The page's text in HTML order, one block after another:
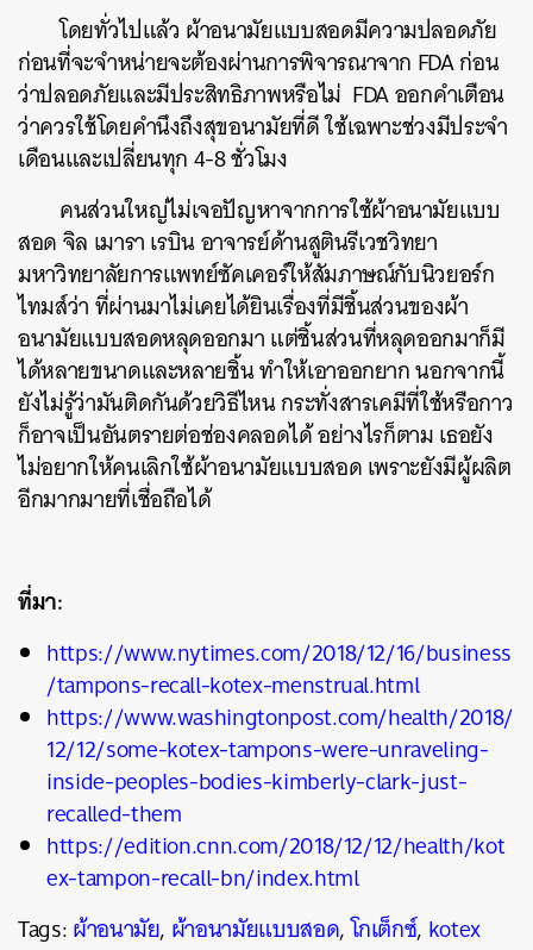
โดยทั่วไปแล้ว ผ้าอนามัยแบบสอดมีความปลอดภัย
ก่อนที่จะจำหน่ายจะต้องผ่านการพิจารณาจาก FDA ก่อน
ว่าปลอดภัยและมีประสิทธิภาพหรือไม่ FDA ออกคำเตือน
ว่าควรใช้โดยคำนึงถึงสุขอนามัยที่ดี ใช้เฉพาะช่วงมีประจำ
เดือนและเปลี่ยนทุก 4-8 ชั่วโมง
คนส่วนใหญ่ไม่เจอปัญหาจากการใช้ผ้าอนามัยแบบ
สอด จิล เมารา เรบิน อาจารย์ด้านสูตินรีเวชวิทยา
มหาวิทยาลัยการแพทย์ซัคเคอร์ให้สัมภาษณ์กับนิวยอร์ก
ไทมส์ว่า ที่ผ่านมาไม่เคยได้ยินเรื่องที่มีชิ้นส่วนของผ้า
อนามัยแบบสอดหลุดออกมา แต่ชิ้นส่วนที่หลุดออกมาก็มี
ได้หลายขนาดและหลายชิ้น ทำให้เอาออกยาก นอกจากนี้
ยังไม่รู้ว่ามันติดกันด้วยวิธีไหน กระทั่งสารเคมีที่ใช้หรือกาว
ก็อาจเป็นอันตรายต่อช่องคลอดได้ อย่างไรก็ตาม เธอยัง
ไม่อยากให้คนเลิกใช้ผ้าอนามัยแบบสอด เพราะยังมีผู้ผลิต
อีกมากมายที่เชื่อถือได้
ที่มา:
https://www.nytimes.com/2018/12/16/business
/tampons-recall-kotex-menstrual.html
https://www.washingtonpost.com/health/2018/
12/12/some-kotex-tampons-were-unraveling-
inside-peoples-bodies-kimberly-clark-just-
recalled-them
https://edition.cnn.com/2018/12/12/health/kot
ex-tampon-recall-bn/index.html
Tags:ผ้าอนามัย, ผ้าอนามัยแบบสอด,โกเต็กซ์, kotex